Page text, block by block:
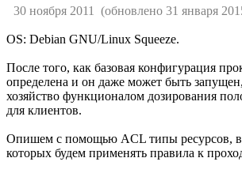
30 ноября 2011 (обновлено 31 января
OS: Debian GNU/Linux Squeeze.
После того, как базовая конфигурация
определена и он даже может быть
хозяйство функционалом дозирования
для клиентов.
Опишем с помощью ACL типы ресурсов, в
которых будем применять правила к